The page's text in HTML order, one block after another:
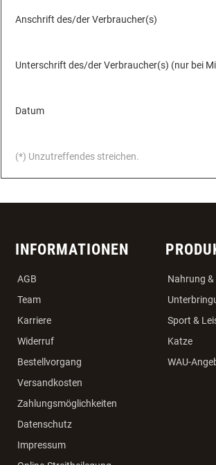
Anschrift des/der Verbraucher(s)
Unterschrift des/der Verbraucher(s) (nur bei
Datum
(*) Unzutreffendes streichen.
INFORMATIONEN
AGB
Team
Karriere
Widerruf
Bestellvorgang
Versandkosten
Zahlungsmöglichkeiten
Datenschutz
Impressum
Nahrung
Sport &
Katze
WAU-